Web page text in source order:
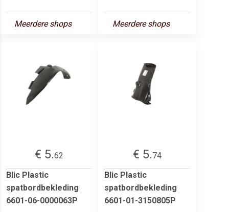
Meerdere shops Meerdere shops
€ 5.62
Blic Plastic
spatbordbekleding
6601-06-0000063P
€ 5.74
Blic Plastic
spatbordbekleding
6601-01-3150805P